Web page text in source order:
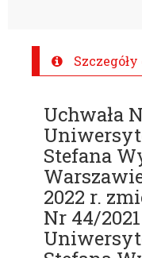
Uchwała
Stefana
2022 r.
Nr 44/